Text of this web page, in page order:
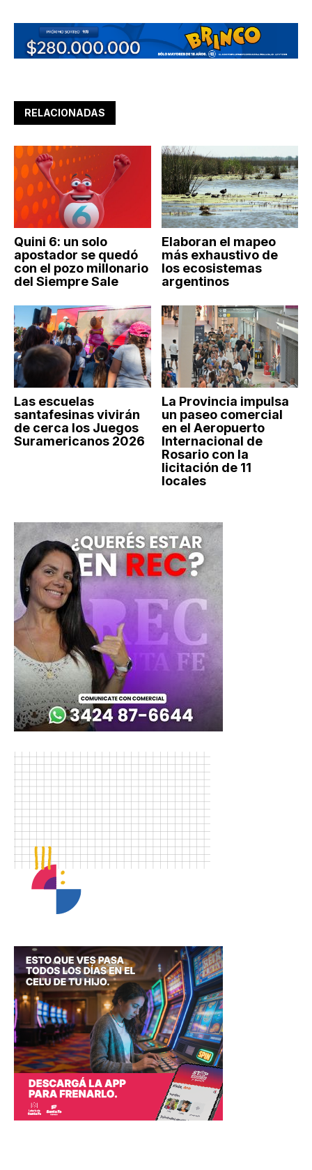
RELACIONADAS
Quini 6: un solo
apostador se quedó
con el pozo millonario
del Siempre Sale
Elaboran el mapeo
más exhaustivo de
los ecosistemas
argentinos
Las escuelas
santafesinas vivirán
de cerca los Juegos
Suramericanos 2026
La Provincia impulsa
un paseo comercial
en el Aeropuerto
Internacional de
Rosario con la
licitación de 11
locales